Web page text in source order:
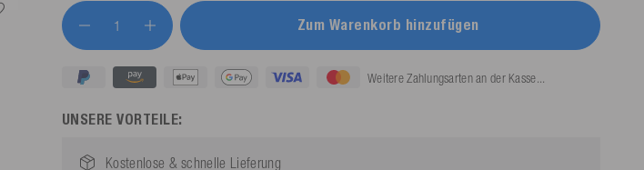
Zum Warenkorb hinzufügen
Weitere Zahlungsarten an der Kasse...
UNSERE VORTEILE:
Kostenlose & schnelle Lieferung